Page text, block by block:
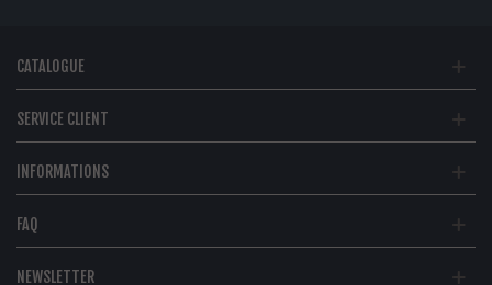
CATALOGUE
SERVICE CLIENT
INFORMATIONS
FAQ
NEWSLETTER